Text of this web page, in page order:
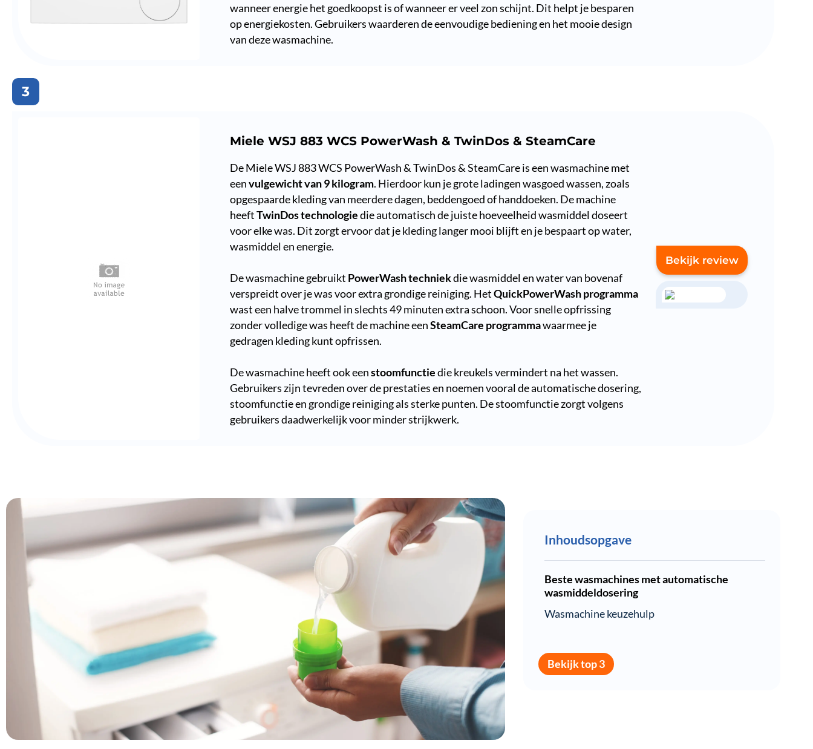
wanneer energie het goedkoopst is of wanneer er veel zon schijnt. Dit helpt je besparen
op energiekosten. Gebruikers waarderen de eenvoudige bediening en het mooie design
van deze wasmachine.
3
Miele WSJ 883 WCS PowerWash & TwinDos & SteamCare
De Miele WSJ 883 WCS PowerWash & TwinDos & SteamCare is een wasmachine met
eenvulgewicht van 9 kilogram. Hierdoor kun je grote ladingen wasgoed wassen, zoals
opgespaarde kleding van meerdere dagen, beddengoed of handdoeken. De machine
heeftTwinDos technologiedie automatisch de juiste hoeveelheid wasmiddel doseert
voor elke was. Dit zorgt ervoor dat je kleding langer mooi blijft en je bespaart op water,
wasmiddel en energie.
De wasmachine gebruikt PowerWash techniekdie wasmiddel en water van bovenaf
verspreidt over je was voor extra grondige reiniging. HetQuickPowerWash programma
wast een halve trommel in slechts 49 minuten extra schoon. Voor snelle opfrissing
zonder volledige was heeft de machine eenSteamCare programmawaarmee je
gedragen kleding kunt opfrissen.
De wasmachine heeft ook eenstoomfunctiedie kreukels vermindert na het wassen.
Gebruikers zijn tevreden over de prestaties en noemen vooral de automatische dosering,
stoomfunctie en grondige reiniging als sterke punten. De stoomfunctie zorgt volgens
gebruikers daadwerkelijk voor minder strijkwerk.
Bekijk review
Inhoudsopgave
Beste wasmachines met automatische
wasmiddeldosering
Wasmachine keuzehulp
Bekijk top 3